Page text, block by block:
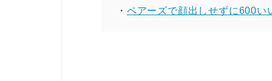
・ ペアーズで顔出しせずに600い